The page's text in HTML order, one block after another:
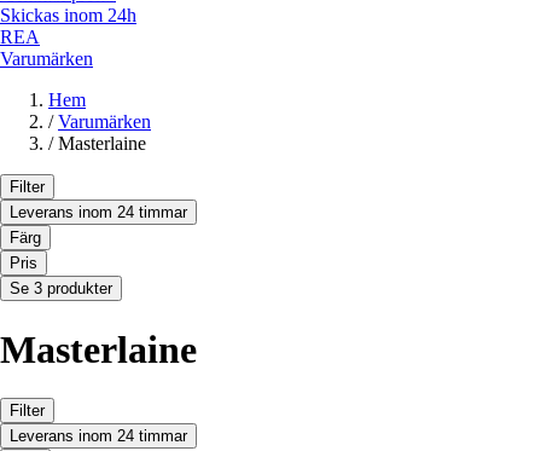
Skickas inom 24h
REA
Varumärken
Hem
/ Varumärken
/ Masterlaine
Filter
Leverans inom 24 timmar
Färg
Pris
Se 3 produkter
Masterlaine
Filter
Leverans inom 24 timmar